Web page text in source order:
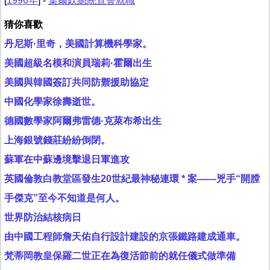
猜你喜歡
丹尼斯·里奇，美國計算機科學家。
美國超級名模和演員瑞莉·霍爾出生
美國與韓國簽訂共同防禦援助協定
中國化學家徐壽逝世。
德國數學家阿爾弗雷德·克萊布希出生
上海銀號錢莊紛紛倒閉。
蘇軍在中蘇邊境擊退日軍進攻
英國倫敦白教堂區發生20世紀最神秘連環 * 案——兇手“開膛
手傑克”至今不知道是何人。
世界防治結核病日
由中國工程師詹天佑自行設計建設的京張鐵路建成通車。
梵蒂岡教皇保羅二世正在為復活節前的就任儀式做準備